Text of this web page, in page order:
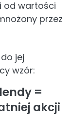
od wartości
przez
jej
wzór:
=
akcji